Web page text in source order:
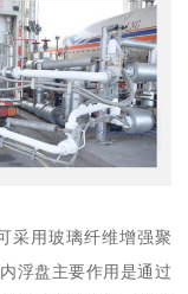
采用玻璃纤维增强聚
浮盘主要作用是通过